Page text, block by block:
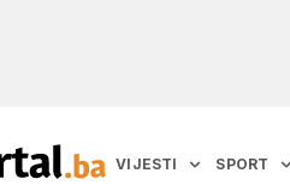
VIJESTI SPORT